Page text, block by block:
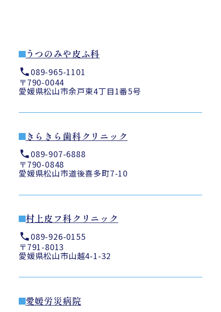
うつのみや皮ふ科
089-965-1101
〒790-0044
愛媛県松山市余戸東4丁目1番5号
きらきら歯科クリニック
089-907-6888
〒790-0848
愛媛県松山市道後喜多町7-10
村上皮フ科クリニック
089-926-0155
〒791-8013
愛媛県松山市山越4-1-32
愛媛労災病院